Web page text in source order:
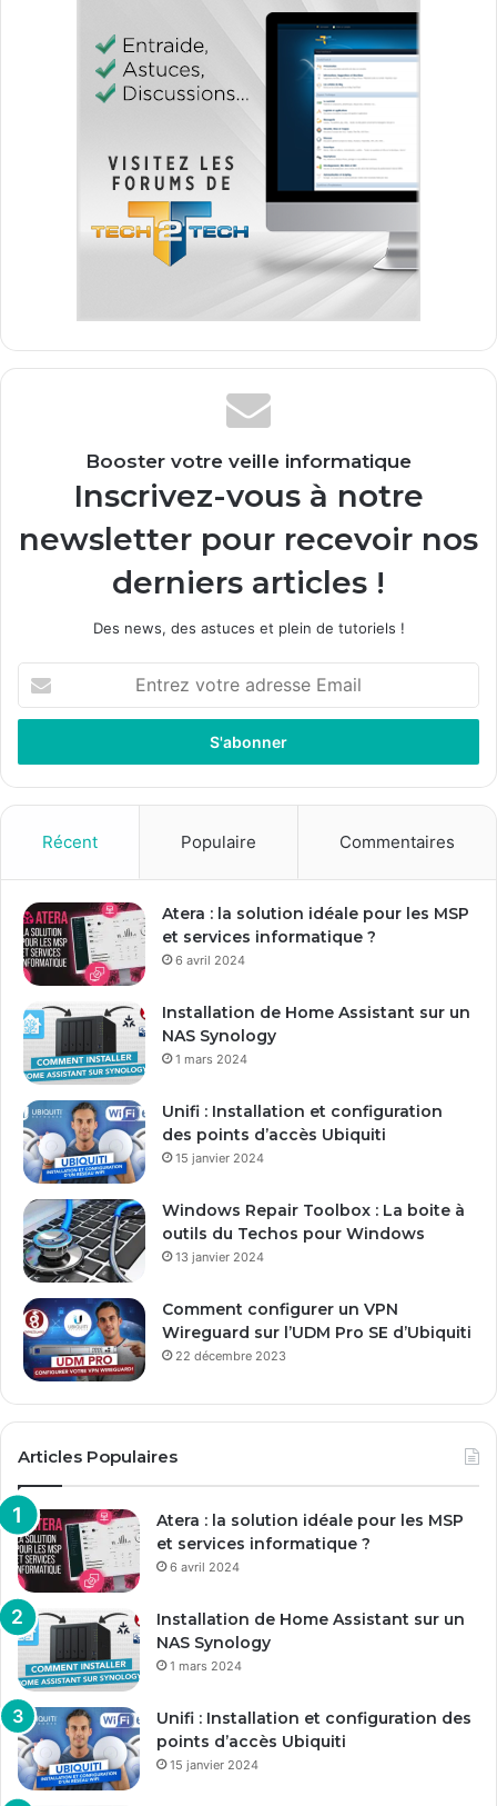
Booster votre veille informatique
Inscrivez-vous à notre
newsletter pour recevoir nos
derniers articles !
Des news, des astuces et plein de tutoriels !
t
e
z
r
e
a
d
s
e
m
a
Récent Populaire Commentaires
Atera : la solution idéale pour les MSP
et services informatique ?
6 avril 2024
Installation de Home Assistant sur un
NAS Synology
1 mars 2024
Unifi : Installation et configuration
des points d’accès Ubiquiti
15 janvier 2024
Windows Repair Toolbox : La boite à
outils du Techos pour Windows
13 janvier 2024
Comment configurer un VPN
Wireguard sur l’UDM Pro SE d’Ubiquiti
22 décembre 2023
Articles Populaires
Atera : la solution idéale pour les MSP
et services informatique ?
6 avril 2024
Installation de Home Assistant sur un
NAS Synology
1 mars 2024
Unifi : Installation et configuration des
points d’accès Ubiquiti
15 janvier 2024